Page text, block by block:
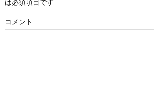
は必須項目です
コメント